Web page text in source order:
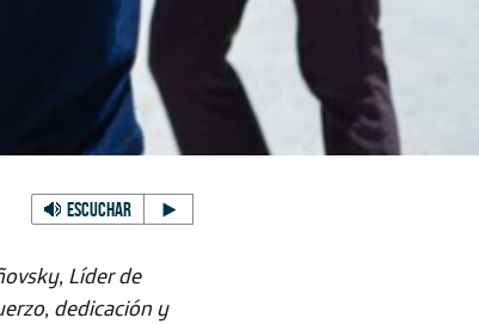
ESCUCHAR
Líder de
dedicación y